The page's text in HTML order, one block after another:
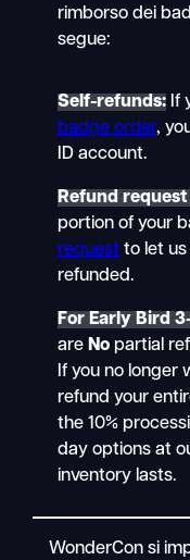
rimborso dei
segue:
Self-refunds:If
badge order,
ID account.
Refund
portion of your
requestto let us
refunded.
For Early Bird
are Nopartial
If you no longer
refund your
the 10%
day options at
inventory lasts.
WonderCon si